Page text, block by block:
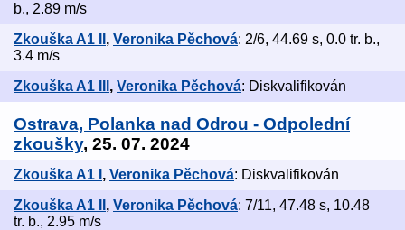
b., 2.89 m/s
Zkouška A1 II , Veronika Pěchová: 2/6, 44.69 s, 0.0 tr. b.,
3.4 m/s
Zkouška A1 III , Veronika Pěchová: Diskvalifikován
Ostrava, Polanka nad Odrou - Odpolední
zkoušky, 25. 07. 2024
Zkouška A1 I , Veronika Pěchová: Diskvalifikován
Zkouška A1 II , Veronika Pěchová: 7/11, 47.48 s, 10.48
tr. b., 2.95 m/s